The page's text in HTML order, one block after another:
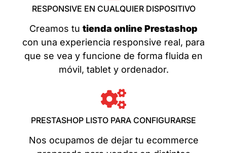
RESPONSIVE EN CUALQUIER DISPOSITIVO
Creamos tu tienda online Prestashop
con una experiencia responsive real, para
que se vea y funcione de forma fluida en
móvil, tablet y ordenador.
PRESTASHOP LISTO PARA CONFIGURARSE
Nos ocupamos de dejar tu ecommerce